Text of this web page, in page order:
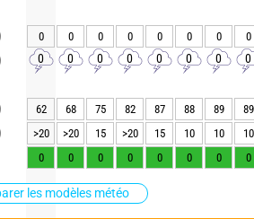
les modèles météo
0 0 0 0 0 0 0 0
0 0 0 0 0 0 0 0
62 68 75 82 87 88 89
89
>20
>20 15 >20 15 10 10
10
0
0 0 0 0 0 0 0